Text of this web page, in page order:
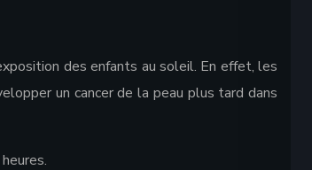
des enfants au soleil. En effet, les
un cancer de la peau plus tard dans